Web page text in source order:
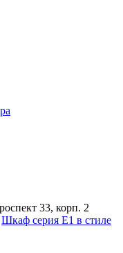
33, корп. 2
Шкаф серия Е1 в стиле